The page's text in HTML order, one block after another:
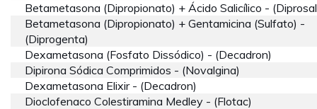
Betametasona (dipropionato) + Ácido Salicílico -
Betametasona (dipropionato) + Gentamicina (sulfato) -
(diprogenta)
Dexametasona (fosfato Dissódico) - (decadron)
Dipirona Sódica Comprimidos - (novalgina)
Dexametasona Elixir - (decadron)
Dioclofenaco Colestiramina Medley - (flotac)